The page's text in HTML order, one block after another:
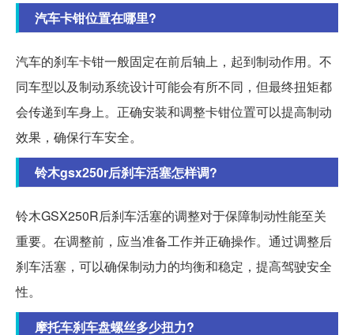
汽车卡钳位置在哪里?
汽车的刹车卡钳一般固定在前后轴上，起到制动作用。不
同车型以及制动系统设计可能会有所不同，但最终扭矩都
会传递到车身上。正确安装和调整卡钳位置可以提高制动
效果，确保行车安全。
铃木gsx250r后刹车活塞怎样调?
铃木GSX250R后刹车活塞的调整对于保障制动性能至关
重要。在调整前，应当准备工作并正确操作。通过调整后
刹车活塞，可以确保制动力的均衡和稳定，提高驾驶安全
性。
摩托车刹车盘螺丝多少扭力?